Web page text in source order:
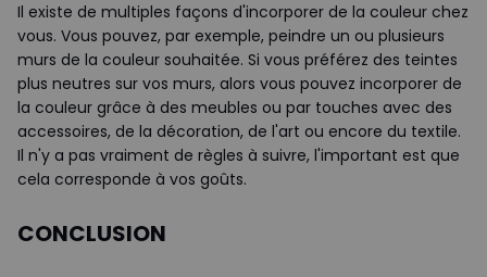
Il existe de multiples façons d'incorporer de la couleur chez
vous. Vous pouvez, par exemple, peindre un ou plusieurs
murs de la couleur souhaitée. Si vous préférez des teintes
plus neutres sur vos murs, alors vous pouvez incorporer de
la couleur grâce à des meubles ou par touches avec des
accessoires, de la décoration, de l'art ou encore du textile.
Il n'y a pas vraiment de règles à suivre, l'important est que
cela corresponde à vos goûts.
CONCLUSION